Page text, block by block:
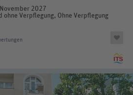
2027
ohne Verpflegung, Ohne Verpflegung